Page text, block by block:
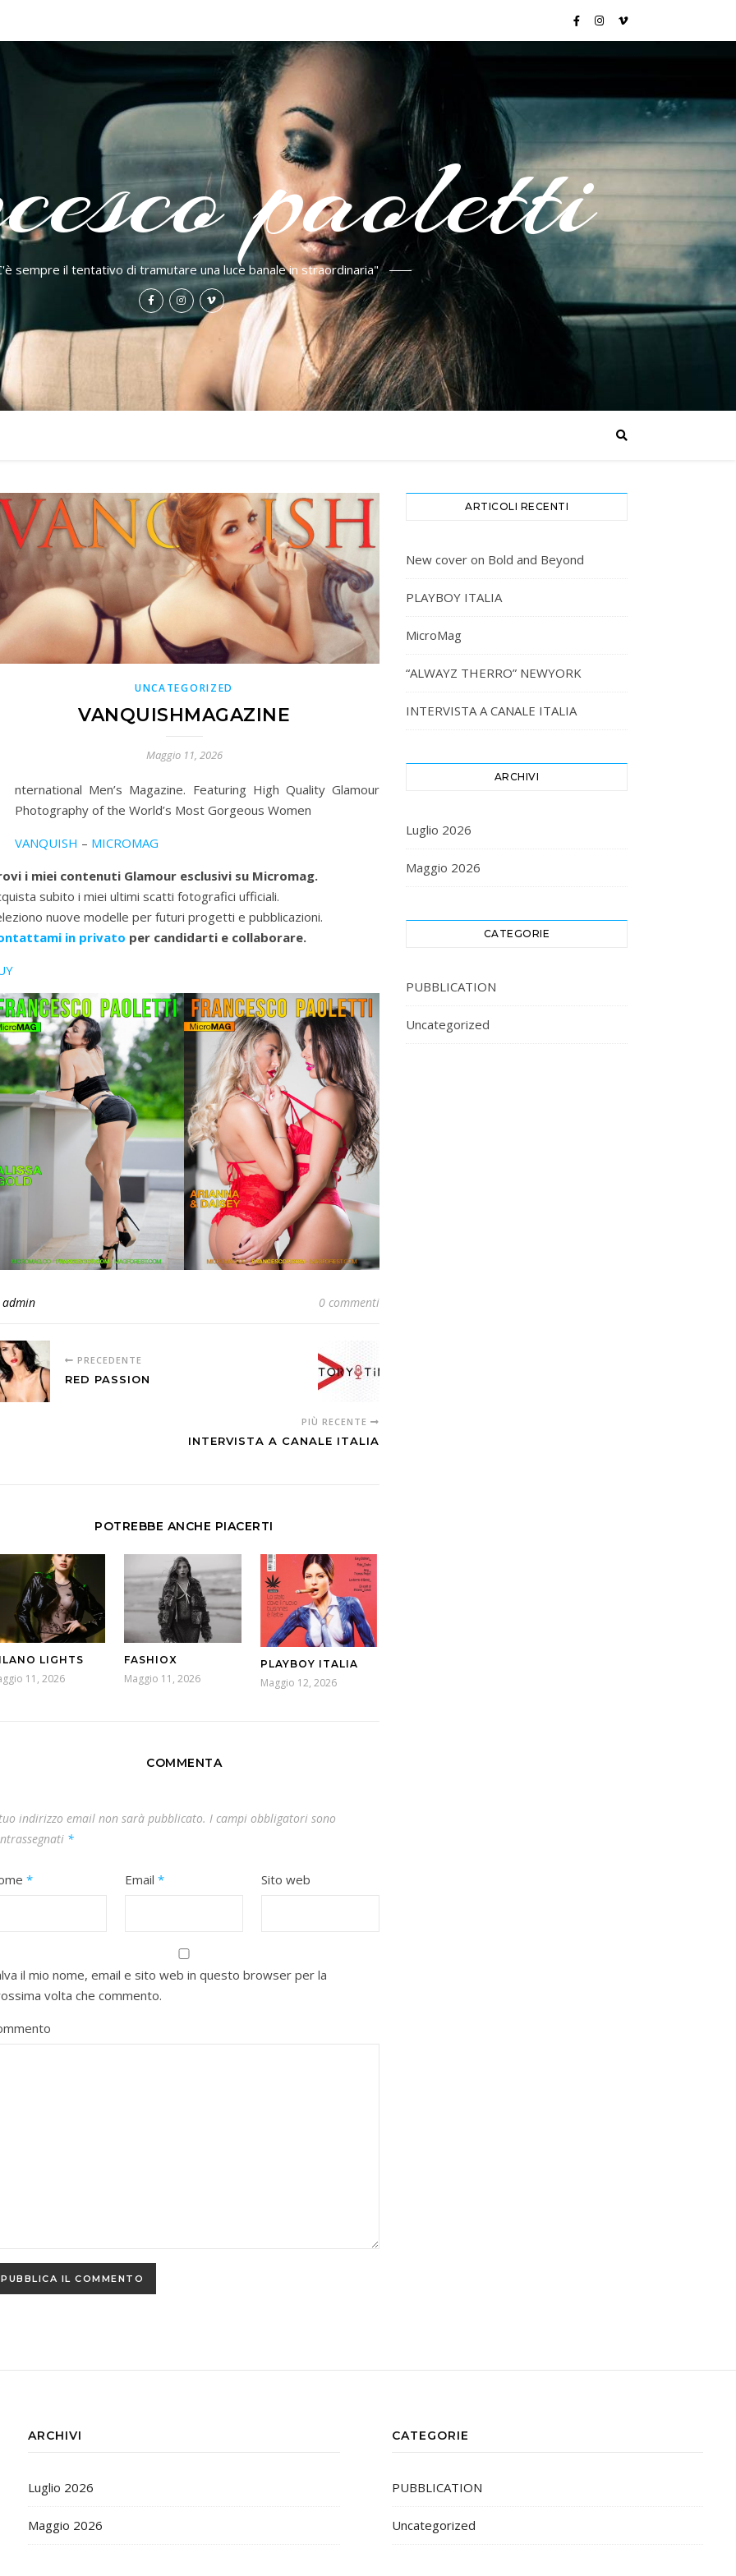
paoletti
sempre il tentativo di tramutare una luce banale in straordinaria"
UNCATEGORIZED
VANQUISHMAGAZINE
Maggio 11, 2026
nternational Men’s Magazine. Featuring High Quality Glamour
Photography of the World’s Most Gorgeous Women
VANQUISH – MICROMAG
i miei contenuti Glamour esclusivi su Micromag.
subito i miei ultimi scatti fotografici ufficiali.
nuove modelle per futuri progetti e pubblicazioni.
in privato per candidarti e collaborare.
admin 0 commenti
PRECEDENTE
RED PASSION
PIÙ RECENTE
INTERVISTA A CANALE ITALIA
POTREBBE ANCHE PIACERTI
LIGHTS
11, 2026
FASHIOX
Maggio 11, 2026
PLAYBOY ITALIA
Maggio 12, 2026
COMMENTA
indirizzo email non sarà pubblicato. I campi obbligatori sono
*
* Email * Sito web
il mio nome, email e sito web in questo browser per la
volta che commento.
ARTICOLI RECENTI
New cover on Bold and Beyond
PLAYBOY ITALIA
MicroMag
“ALWAYZ THERRO” NEWYORK
INTERVISTA A CANALE ITALIA
ARCHIVI
Luglio 2026
Maggio 2026
CATEGORIE
PUBBLICATION
Uncategorized
ARCHIVI
Luglio 2026
Maggio 2026
CATEGORIE
PUBBLICATION
Uncategorized